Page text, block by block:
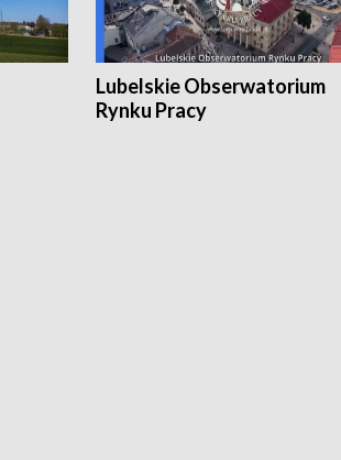
Lubelskie Obserwatorium
Rynku Pracy